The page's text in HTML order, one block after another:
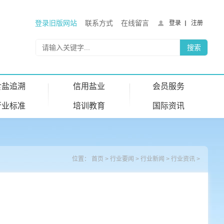
登录旧版网站 联系方式 在线留言 登录 注册
追溯 信用盐业 会员服务
业标准 培训教育 国际资讯
位置： 首页 > 行业要闻 > 行业新闻 > 行业资讯 >